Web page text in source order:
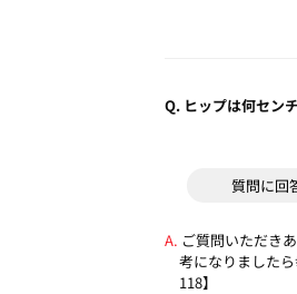
Q. ヒップは何セン
ご質問いただき
考になりました
118】
質問に回